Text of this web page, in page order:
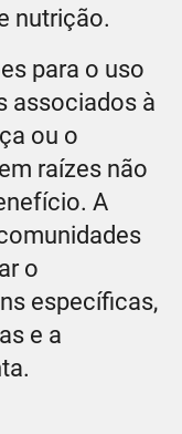
nutrição.
para o uso
associados à
ou o
raízes não
A
o
específicas,
e a